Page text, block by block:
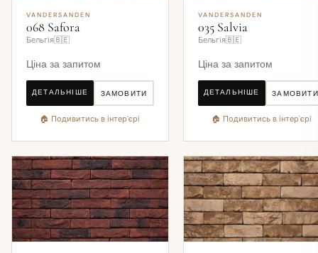
VANDERSANDEN
068 Safora
Бельгія🇧🇪
Ціна за запитом
ДЕТАЛЬНІШЕ ЗАМОВИТИ
🏠 Подивитись в інтер'єрі
VANDERSANDEN
035 Salvia
Бельгія🇧🇪
Ціна за запитом
ДЕТАЛЬНІШЕ ЗАМОВИТИ
🏠 Подивитись в інтер'єрі